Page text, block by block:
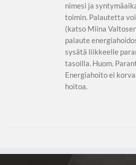
nimesi ja
toimin. Palautetta
(katso Miina
palaute
sysätä liikkeelle
tasoilla. Huom.
Energiahoito ei
hoitoa.